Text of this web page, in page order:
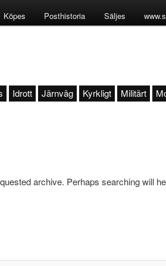
Köpes Posthistoria Säljes
Idrott Järnväg Kyrkligt Militärt
archive. Perhaps searching will